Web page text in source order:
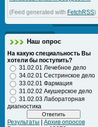
(Feed generated with FetchRSS)
Наш опрос
На какую специальность Вы
хотели бы поступить?
31.02.01 Лечебное дело
34.02.01 Сестринское дело
33.02.01 Фармация
31.02.02 Акушерское дело
31.02.03 Лабораторная
диагностика
Результаты
Архив опросов